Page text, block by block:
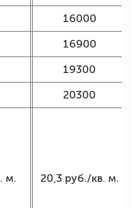
16000
16900
19300
20300
м. 20,3 руб./кв. м.